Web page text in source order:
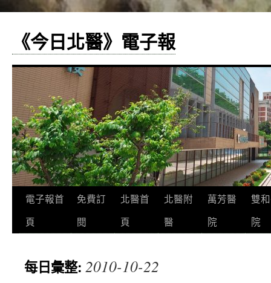
《今日北醫》電子報
跳
至
要
電子報首
頁
免費訂
閱
北醫首
頁
北醫附
醫
萬芳醫
院
雙
院
每日彙整: 2010-10-22